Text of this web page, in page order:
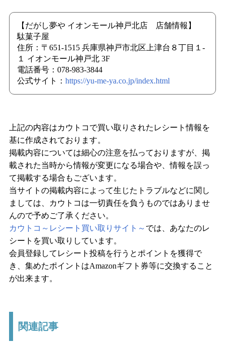
【だがし夢や イオンモール神戸北店 店舗情報】
駄菓子屋
住所：〒651-1515 兵庫県神戸市北区上津台８丁目１-
１ イオンモール神戸北 3F
電話番号：078-983-3844
公式サイト： https://yu-me-ya.co.jp/index.html
上記の内容はカウトコで買い取りされたレシート情報を
基に作成されております。
掲載内容については細心の注意を払っておりますが、掲
載された当時から情報が変更になる場合や、情報を誤っ
て掲載する場合もございます。
当サイトの掲載内容によって生じたトラブルなどに関し
ましては、カウトコは一切責任を負うものではありませ
んので予めご了承ください。
カウトコ～レシート買い取りサイト～ では、あなたのレ
シートを買い取りしています。
会員登録してレシート投稿を行うとポイントを獲得で
き、集めたポイントはAmazonギフト券等に交換すること
が出来ます。
関連記事